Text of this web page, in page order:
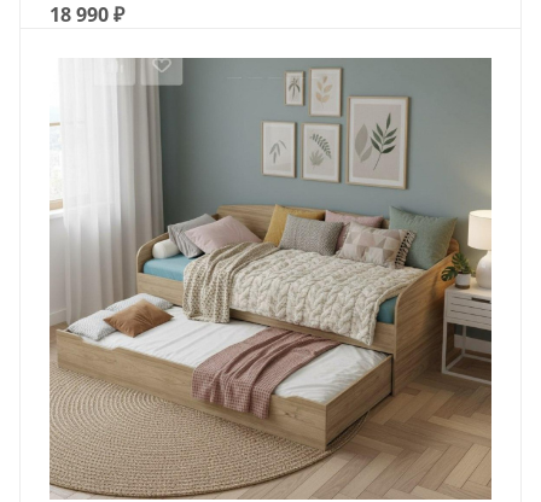
18 990₽